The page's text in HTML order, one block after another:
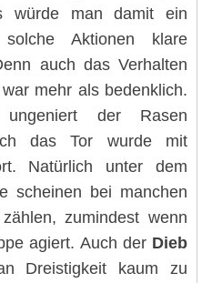
würde man damit ein
Aktionen klare
auch das Verhalten
mehr als bedenklich.
der Rasen
das Tor wurde mit
Natürlich unter dem
scheinen bei manchen
zumindest wenn
agiert. Auch der Dieb
Dreistigkeit kaum zu